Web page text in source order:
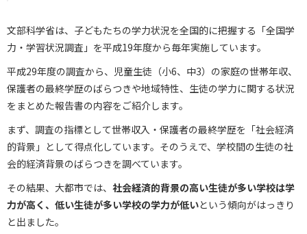
文部科学省は、子どもたちの学力状況を全国的に把握する「全国学
力・学習状況調査」を平成19年度から毎年実施しています。
平成29年度の調査から、児童生徒（小6、中3）の家庭の世帯年収、
保護者の最終学歴のばらつきや地域特性、生徒の学力に関する状況
をまとめた報告書の内容をご紹介します。
まず、調査の指標として世帯収入・保護者の最終学歴を「社会経済
的背景」として得点化しています。そのうえで、学校間の生徒の社
会的経済背景のばらつきを調べています。
その結果、大都市では、 社会経済的背景の高い生徒が多い学校は学
力が高く、低い生徒が多い学校の学力が低いという傾向がはっきり
と出ました。